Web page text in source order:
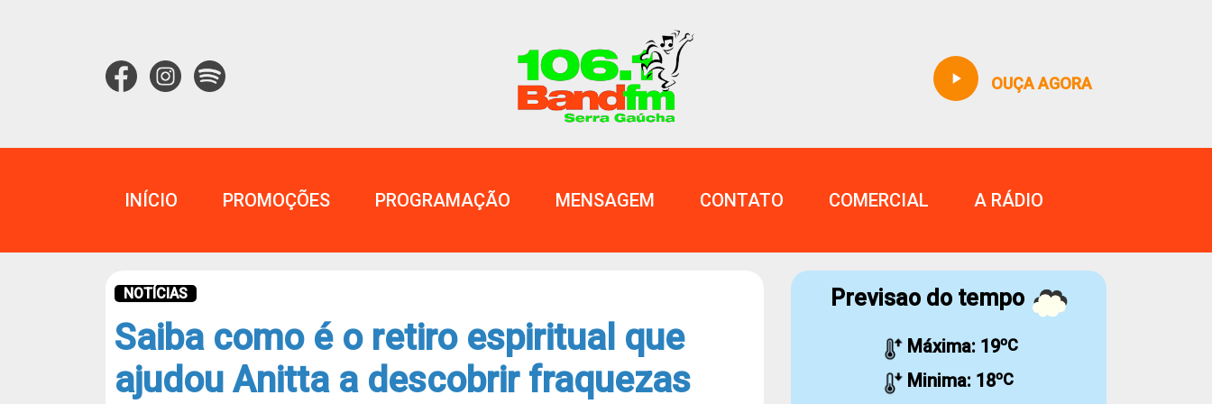
play_arrow OUÇA AGORA
INÍCIO PROMOÇÕES PROGRAMAÇÃO MENSAGEM CONTATO COMERCIAL A RÁDIO
NOTÍCIAS
Saiba como é o retiro espiritual que
ajudou Anitta a descobrir fraquezas
Previsao do tempo
Máxima: 19ºC
Minima: 18ºC